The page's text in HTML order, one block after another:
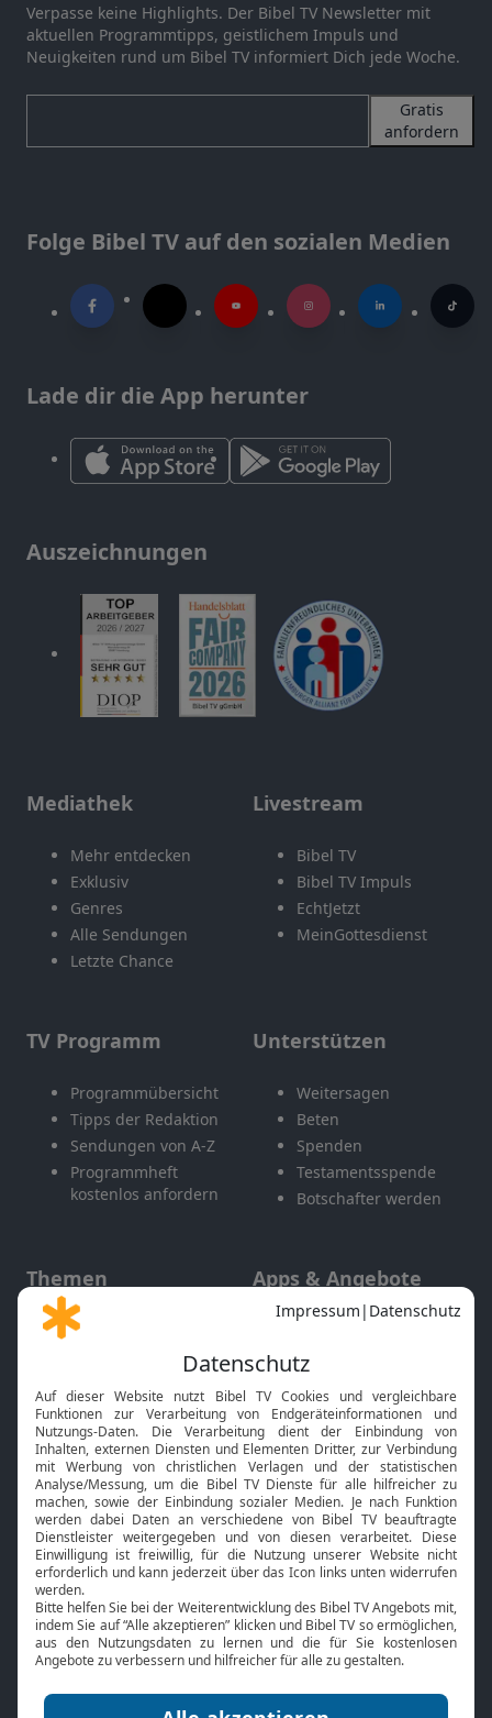
Verpasse keine Highlights. Der Bibel TV Newsletter mit
aktuellen Programmtipps, geistlichem Impuls und
Neuigkeiten rund um Bibel TV informiert Dich jede Woche.
Gratis
anfordern
Folge Bibel TV auf den sozialen Medien
Lade dir die App herunter
Auszeichnungen
Mediathek
Mehr entdecken
Exklusiv
Genres
Alle Sendungen
Letzte Chance
Livestream
Bibel TV
Bibel TV Impuls
EchtJetzt
MeinGottesdienst
TV Programm
Programmübersicht
Tipps der Redaktion
Sendungen von A-Z
Programmheft
kostenlos anfordern
Unterstützen
Weitersagen
Beten
Spenden
Testamentsspende
Botschafter werden
Themen
Gott und Bibel erklärt
Neuigkeiten
Apps & Angebote
Mobile App
Smart TV
HbbTV
Bibelthek Online-Bibel
Nächster Gottesdienst
Bibel TV
Über uns
Jobs
Mediadaten
Service
Kontakt
TV-Empfang